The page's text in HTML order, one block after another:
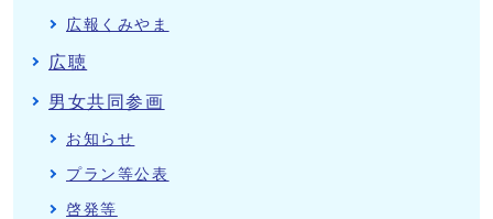
広報くみやま
広聴
男女共同参画
お知らせ
プラン等公表
啓発等